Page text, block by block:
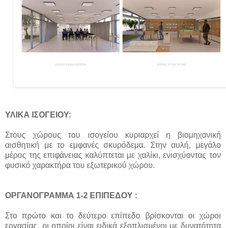
ΥΛΙΚΑ ΙΣΟΓΕΙΟΥ:
Στους χώρους του ισογείου κυριαρχεί η βιομηχανική
αισθητική με το εμφανές σκυρόδεμα. Στην αυλή, μεγάλο
μέρος της επιφάνειας καλύπτεται με χαλίκι, ενισχύοντας τον
φυσικό χαρακτήρα του εξωτερικού χώρου.
ΟΡΓΑΝΟΓΡΑΜΜΑ 1-2 ΕΠΙΠΕΔΟΥ :
Στο πρώτο και το δεύτερο επίπεδο βρίσκονται οι χώροι
εργασίας, οι οποίοι είναι ειδικά εξοπλισμένοι με δυνατότητα